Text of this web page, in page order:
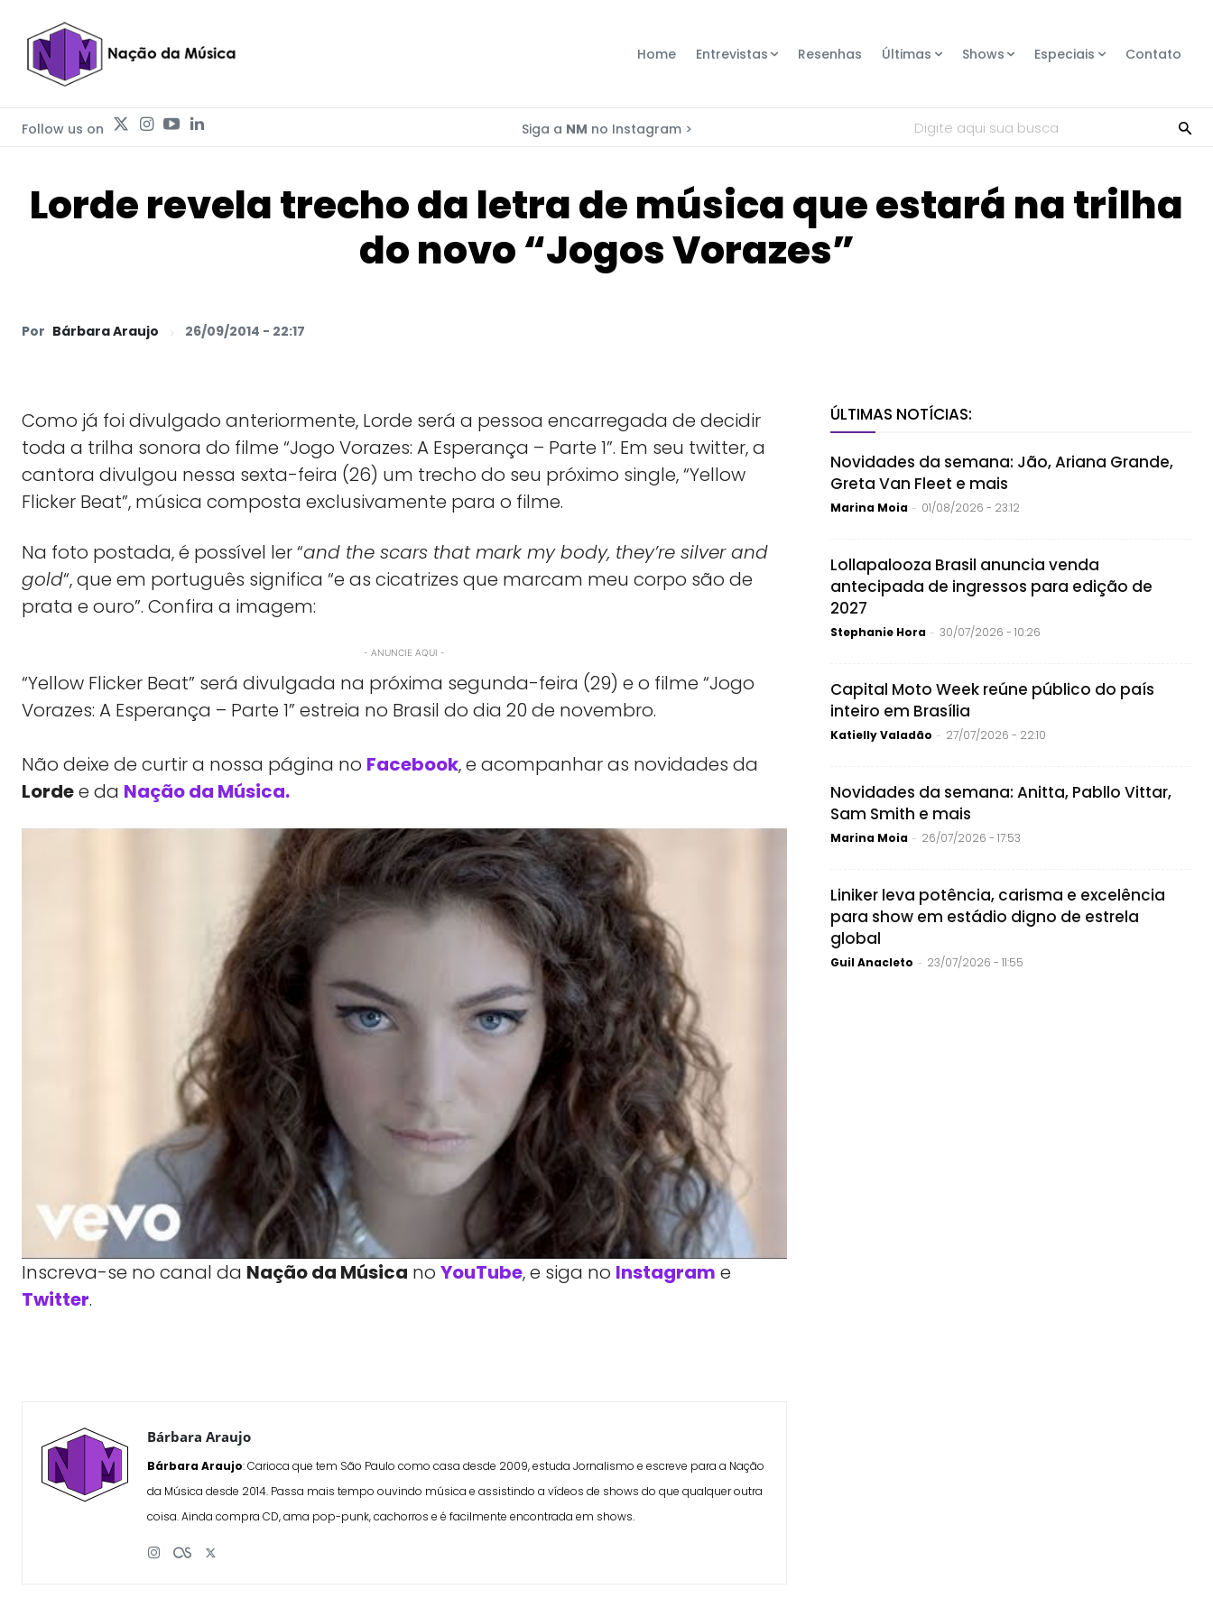
Home Entrevistas Resenhas Últimas Shows Especiais Contato
Follow us on Siga a NM no Instagram > Digite aqui sua busca
Lorde revela trecho da letra de música que estará na trilha
do novo “Jogos Vorazes”
Por Bárbara Araujo 26/09/2014 - 22:17
Como já foi divulgado anteriormente, Lorde será a pessoa encarregada de decidir
toda a trilha sonora do filme “Jogo Vorazes: A Esperança – Parte 1”. Em seu twitter, a
cantora divulgou nessa sexta-feira (26) um trecho do seu próximo single, “Yellow
Flicker Beat”, música composta exclusivamente para o filme.
Na foto postada, é possível ler “and the scars that mark my body, they’re silver and
gold“, que em português significa “e as cicatrizes que marcam meu corpo são de
prata e ouro”. Confira a imagem:
- ANUNCIE AQUI -
“Yellow Flicker Beat” será divulgada na próxima segunda-feira (29) e o filme “Jogo
Vorazes: A Esperança – Parte 1” estreia no Brasil do dia 20 de novembro.
Não deixe de curtir a nossa página no Facebook, e acompanhar as novidades da
Lordee da Nação da Música.
Inscreva-se no canal da Nação da Música no YouTube, e siga no Instagram e
Twitter.
Bárbara Araujo
Bárbara Araujo: Carioca que tem São Paulo como casa desde 2009, estuda Jornalismo e escreve para a Nação
da Música desde 2014. Passa mais tempo ouvindo música e assistindo a vídeos de shows do que qualquer outra
coisa. Ainda compra CD, ama pop-punk, cachorros e é facilmente encontrada em shows.
ÚLTIMAS NOTÍCIAS:
Novidades da semana: Jão, Ariana Grande,
Greta Van Fleet e mais
Marina Moia - 01/08/2026 - 23:12
Lollapalooza Brasil anuncia venda
antecipada de ingressos para edição de
2027
Stephanie Hora - 30/07/2026 - 10:26
Capital Moto Week reúne público do país
inteiro em Brasília
Katielly Valadão - 27/07/2026 - 22:10
Novidades da semana: Anitta, Pabllo Vittar,
Sam Smith e mais
Marina Moia - 26/07/2026 - 17:53
Liniker leva potência, carisma e excelência
para show em estádio digno de estrela
global
Guil Anacleto - 23/07/2026 - 11:55